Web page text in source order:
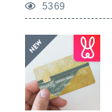
5369